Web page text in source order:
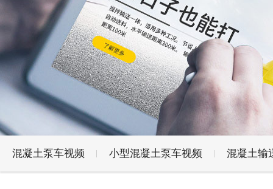
混凝土泵车视频 小型混凝土泵车视频 混凝土输